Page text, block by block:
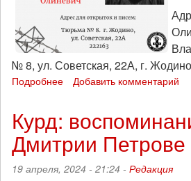
№ 8, ул. Советская, 22А, г.
Подробнее
анархисту
Олиневичу
исполняется
Добавить комментарий
Курд:
Дмитрии Петрове
19 апреля, 2024 - 21:24 - Редакция